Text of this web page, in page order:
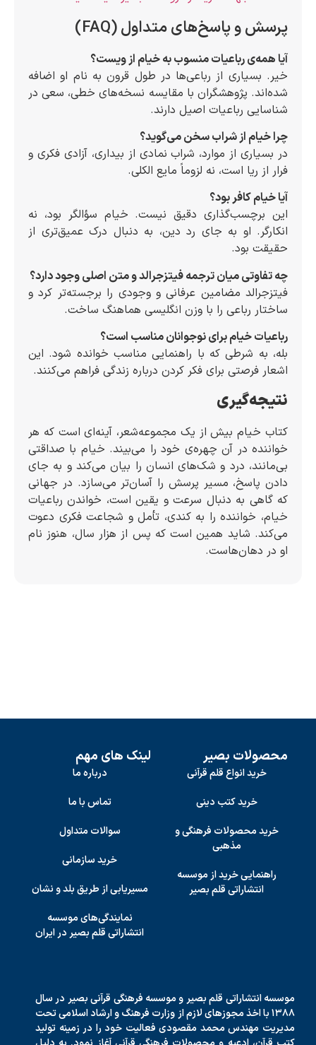
پرسش و پاسخ‌های متداول (FAQ)
آیا همه‌ی رباعیات منسوب به خیام از ویست؟
خیر. بسیاری از رباعی‌ها در طول قرون به نام او اضافه
شده‌اند. پژوهشگران با مقایسه نسخه‌های خطی، سعی در
شناسایی رباعیات اصیل دارند.
چرا خیام از شراب سخن می‌گوید؟
در بسیاری از موارد، شراب نمادی از بیداری، آزادی فکری و
فرار از ریا است، نه لزوماً مایع الکلی.
آیا خیام کافر بود؟
این برچسب‌گذاری دقیق نیست. خیام سؤالگر بود، نه
انکارگر. او به جای رد دین، به دنبال درک عمیق‌تری از
حقیقت بود.
چه تفاوتی میان ترجمه فیتزجرالد و متن اصلی وجود دارد؟
فیتزجرالد مضامین عرفانی و وجودی را برجسته‌تر کرد و
ساختار رباعی را با وزن انگلیسی هماهنگ ساخت.
رباعیات خیام برای نوجوانان مناسب است؟
بله، به شرطی که با راهنمایی مناسب خوانده شود. این
اشعار فرصتی برای فکر کردن درباره زندگی فراهم می‌کنند.
نتیجه‌گیری
کتاب خیام بیش از یک مجموعه‌شعر، آینه‌ای است که هر
خواننده در آن چهره‌ی خود را می‌بیند. خیام با صداقتی
بی‌مانند، درد و شک‌های انسان را بیان می‌کند و به جای
دادن پاسخ، مسیر پرسش را آسان‌تر می‌سازد. در جهانی
که گاهی به دنبال سرعت و یقین است، خواندن رباعیات
خیام، خواننده را به کندی، تأمل و شجاعت فکری دعوت
می‌کند. شاید همین است که پس از هزار سال، هنوز نام
او در دهان‌هاست.
محصولات بصیر
خرید انواع قلم قرآنی
خرید کتب دینی
خرید محصولات فرهنگی و
مذهبی
راهنمایی خرید از موسسه
انتشاراتی قلم بصیر
لینک های مهم
درباره ما
تماس با ما
سوالات متداول
خرید سازمانی
مسیریابی از طریق بلد و نشان
نمایندگی‌های موسسه
انتشاراتی قلم بصیر در ایران
موسسه انتشاراتی قلم بصیر و موسسه فرهنگی قرآنی بصیر در سال
۱۳۸۸ با اخذ مجوزهای لازم از وزارت فرهنگ و ارشاد اسلامی تحت
مدیریت مهندس محمد مقصودی فعالیت خود را در زمینه تولید